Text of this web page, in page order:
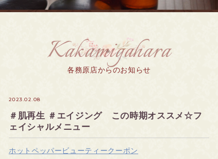
Kakamigahara
各務原店からのお知らせ
2023.02.08
＃肌再生 ＃エイジング この時期オススメ☆フ
ェイシャルメニュー
ホットペッパービューティークーポン